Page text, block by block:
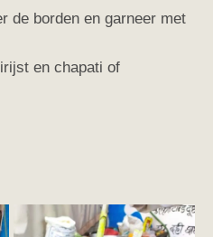
de borden en garneer met
en chapati of